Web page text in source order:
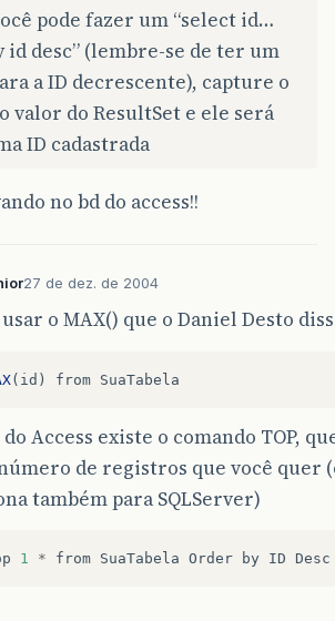
pode fazer um “select id…
id desc” (lembre-se de ter um
a ID decrescente), capture o
valor do ResultSet e ele será
ID cadastrada
no bd do access!!
27 de dez. de 2004
o MAX() que o Daniel Desto
( id ) from SuaTabela
Access existe o comando TOP,
de registros que você quer
também para SQLServer)
1 * from SuaTabela Order by ID Desc